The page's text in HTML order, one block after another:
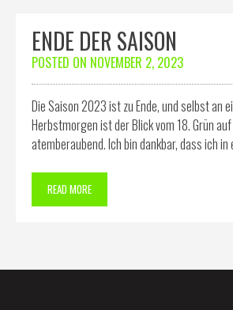
ENDE DER SAISON
POSTED ON NOVEMBER 2, 2023
Die Saison 2023 ist zu Ende, und selbst an
Herbstmorgen ist der Blick vom 18. Grün
atemberaubend. Ich bin dankbar, dass ich
READ MORE